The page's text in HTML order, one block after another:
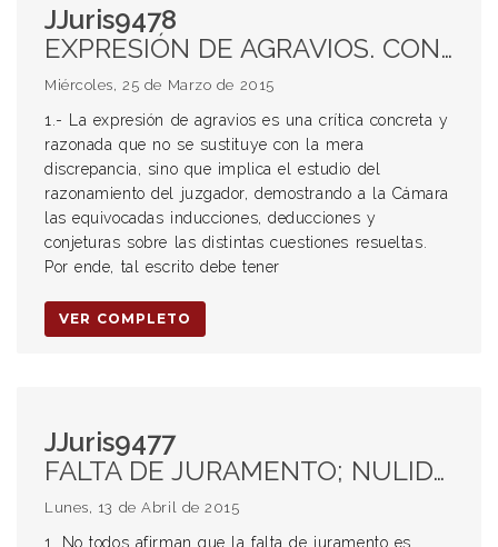
JJuris9478
EXPRESIÓN DE AGRAVIOS. CONCEPTO. MERA DISCREPANCIA. RAZONAMIENTO DEL JUZGADOR. OBJETO. ERROR DE HEHCO. ERROR DE DERECHO. PRUEBAS. NORMAS JURÍDICAS. INTERPRETACIÓN JUDICIAL. CRÍTICA. DISENSO DIFERENCIAS. COSTAS. DISTRIBUCIÓN. PROPORCIONALIDAD. VENCIMIENTOS RECÍPROCOS. JUEZ. OBLIGACIÓN. PRUEBAS. CONCLUSIONES. FALLO JUDICIALES. FUNDAMENTACIÓN. DAÑO MORAL. EXISTENCIA. ENTIDAD. PRUEBA DIRECTA. CIRCUNSTANCIAS DE HEHCO, CUALIDADES DE LA VÍCTIMA. AGRAVIO MORAL. PRINCIPIO DE CONGRUENCIA. ART. 243 CPCC. DAÑO PUNITIVO. VÍCTIMA. ILÍCITOS. INDEMNIZACIONES. SANCIÓN CIVIL. ASTREINTES. NORMA CIVIL. INFRACCIÓN.
Miércoles, 25 de Marzo de 2015
1.- La expresión de agravios es una crítica concreta y
razonada que no se sustituye con la mera
discrepancia, sino que implica el estudio del
razonamiento del juzgador, demostrando a la Cámara
las equivocadas inducciones, deducciones y
conjeturas sobre las distintas cuestiones resueltas.
Por ende, tal escrito debe tener
VER COMPLETO
JJuris9477
FALTA DE JURAMENTO; NULIDAD; POSICIONES DOCTRINARIAS; OMISIÓN; SUBSANACIÓN; IMPUGNACIÓN DE TESTIMONIO; DECLARACIÓN; INDICIO; PRESUNCIÓN; DAÑO EMERGENTE; CONCEPTO; EMPBRECIMIENTO DEL PATRIMONIO; ACTO ILÍCITO; LUCRO CESANTE; CONCEPTO; GANACIA; UTILIDAD; FRUSTRACIÓN; VÍCTIMA; INVALIDEZ FÍSICA; DISMINUCIÓN TOTAL O PARCIAL; RESARCIMIENTO; ART. 1068 CC; INCAPACIDAD; DAÑO PATRIMONIAL; INDEMNIZACIÓN; FINALIDAD; INTERESES; TASA ACTIVA.
Lunes, 13 de Abril de 2015
1. No todos afirman que la falta de juramento es